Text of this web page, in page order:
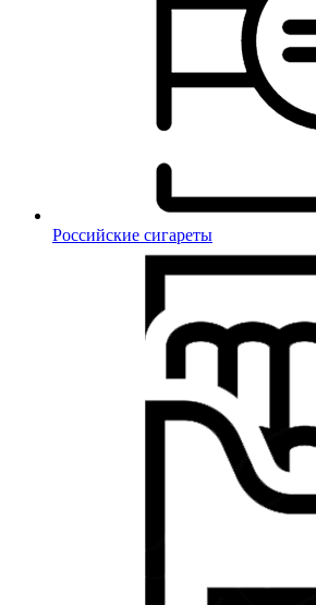
Российские сигареты